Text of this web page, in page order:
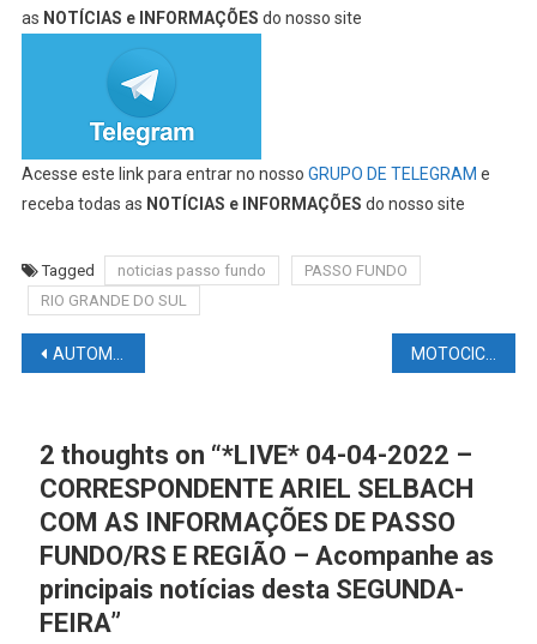
as NOTÍCIAS e INFORMAÇÕES do nosso site
Acesse este link para entrar no nosso GRUPO DE TELEGRAM e
receba todas as NOTÍCIAS e INFORMAÇÕES do nosso site
Tagged noticias passo fundo
PASSO FUNDO
RIO GRANDE DO SUL
Navegação
Post
AUTOMOBILISMO NEWS – F1: Mudanças no GP da Austrália; GP de Mônaco sob pressão; GP da Malásia pode não retornar
2 thoughts on “*LIVE* 04-04-2022 –
CORRESPONDENTE ARIEL SELBACH
COM AS INFORMAÇÕES DE PASSO
FUNDO/RS E REGIÃO – Acompanhe as
principais notícias desta SEGUNDA-
FEIRA”